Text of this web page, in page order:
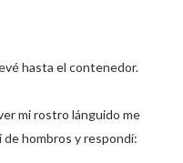
hasta el contenedor.
mi rostro lánguido me
hombros y respondí: